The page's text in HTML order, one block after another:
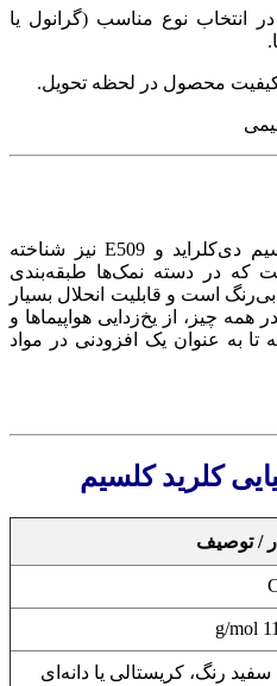
نوع مناسب (گرانول یا
محصول در لحظه تحویل.
کلرید کلسیم که با نام‌های کلسیم دی‌کلراید و E509 نیز شناخته
در دسته نمک‌ها طبقه‌بندی
است و قابلیت انحلال بسیار
چیز، از یخ‌زدایی هواپیماها و
عنوان یک افزودنی در مواد
کلرید کلسیم
/ توصیف
رنگ، کریستالی یا دانه‌ای